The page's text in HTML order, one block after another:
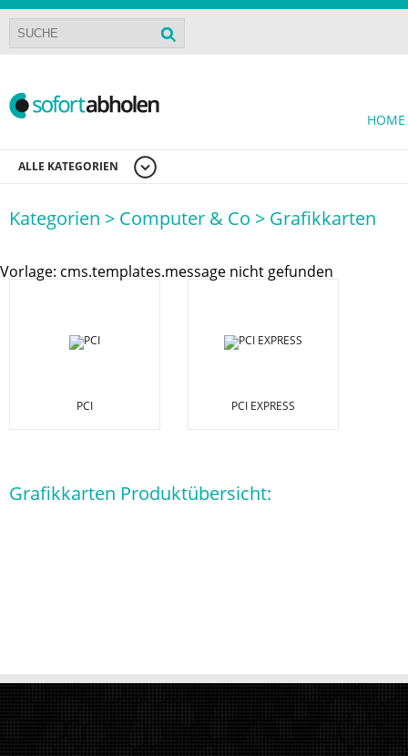
HOME
ALLE KATEGORIEN
Kategorien > Computer & Co > Grafikkarten
Vorlage: cms.templates.message nicht gefunden
PCI PCI EXPRESS
Grafikkarten Produktübersicht: